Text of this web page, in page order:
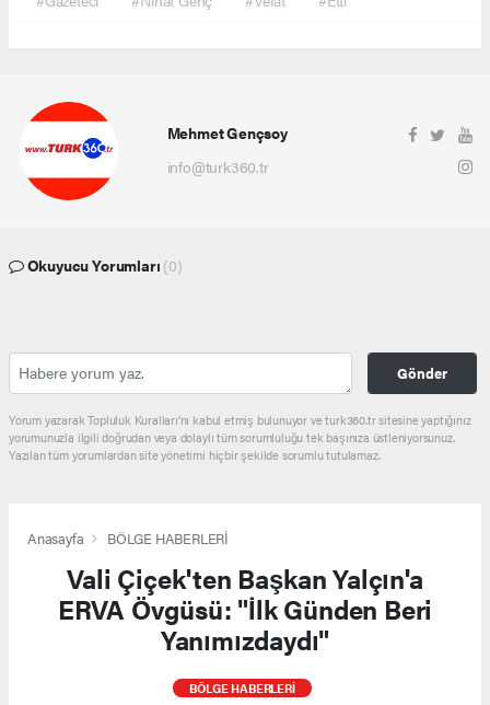
Mehmet Gençsoy
info@turk360.tr
Okuyucu Yorumları (0)
Gönder
Yorum yazarak Topluluk Kuralları’nı kabul etmiş bulunuyor ve turk360.tr sitesine yaptığınız
yorumunuzla ilgili doğrudan veya dolaylı tüm sorumluluğu tek başınıza üstleniyorsunuz.
Yazılan tüm yorumlardan site yönetimi hiçbir şekilde sorumlu tutulamaz.
Anasayfa BÖLGE HABERLERİ
Vali Çiçek'ten Başkan Yalçın'a
ERVA Övgüsü: "İlk Günden Beri
Yanımızdaydı"
BÖLGE HABERLERİ